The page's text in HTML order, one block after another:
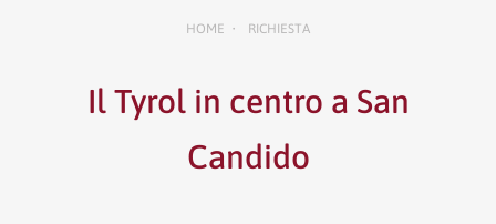
HOME • RICHIESTA
Il Tyrol in centro a San
Candido